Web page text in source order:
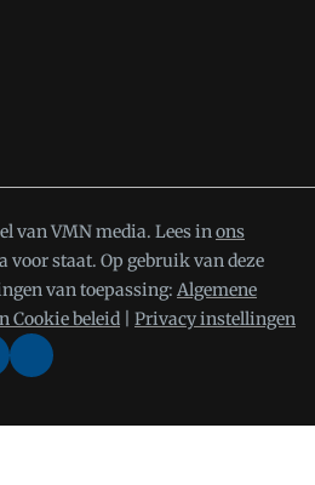
van VMN media. Lees inons
voor staat. Op gebruik van deze
van toepassing: Algemene
Cookie beleid Privacy instellingen